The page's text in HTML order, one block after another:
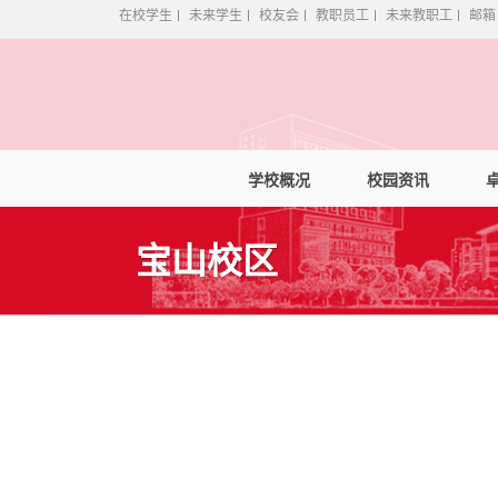
在校学生 未来学生 校友会 教职员工 未来教职工 邮箱
学校概况 校园资讯
宝山校区